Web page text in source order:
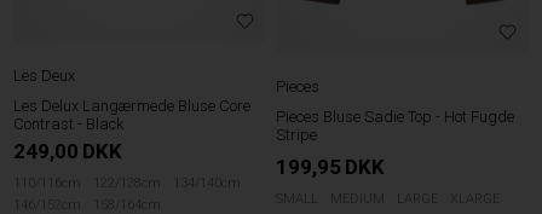
Les Deux
Les Delux Langærmede Bluse Core
Contrast - Black
249,00 DKK
110/116cm 122/128cm
134/140cm
146/152cm
158/164cm
Pieces
Pieces Bluse Sadie Top - Hot Fugde
Stripe
199,95 DKK
SMALL LARGE XLARGE